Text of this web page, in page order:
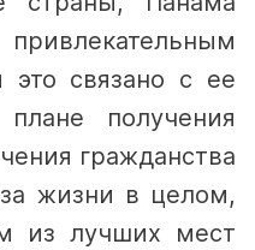
связано с ее
получения
гражданства
жизни в целом,
из лучших мест